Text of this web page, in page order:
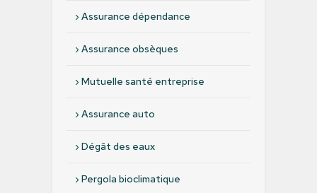
› Assurance dépendance
› Assurance obsèques
› Mutuelle santé entreprise
› Assurance auto
› Dégât des eaux
› Pergola bioclimatique